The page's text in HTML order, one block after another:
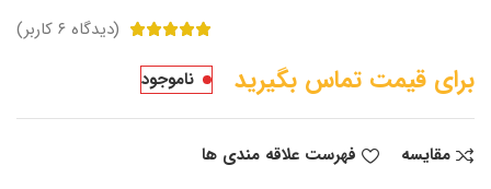
(دیدگاه ۶ کاربر)
ناموجود
مقایسه
فهرست علاقه مندی ها